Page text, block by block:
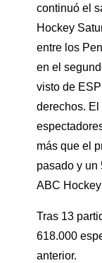
continuó el
Hockey
entre los
en el
visto de
derechos.
más que el
pasado y un
ABC
Tras 13
618.000
anterior.